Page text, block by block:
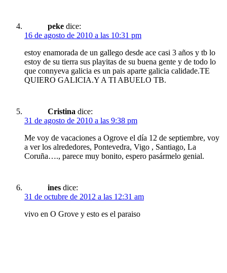
peke dice:
16 de agosto de 2010 a las 10:31 pm
estoy enamorada de un gallego desde ace casi 3 años y tb lo
estoy de su tierra sus playitas de su buena gente y de todo lo
que connyeva galicia es un pais aparte galicia calidade.TE
QUIERO GALICIA.Y A TI ABUELO TB.
Cristina dice:
31 de agosto de 2010 a las 9:38 pm
Me voy de vacaciones a Ogrove el día 12 de septiembre, voy
a ver los alrededores, Pontevedra, Vigo , Santiago, La
Coruña…., parece muy bonito, espero pasármelo genial.
ines dice:
31 de octubre de 2012 a las 12:31 am
vivo en O Grove y esto es el paraiso